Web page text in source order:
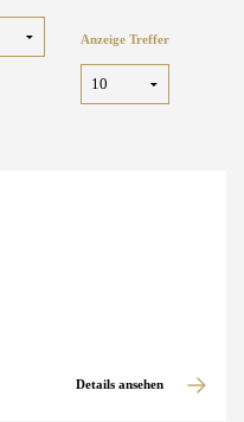
Anzeige Treffer
Details ansehen